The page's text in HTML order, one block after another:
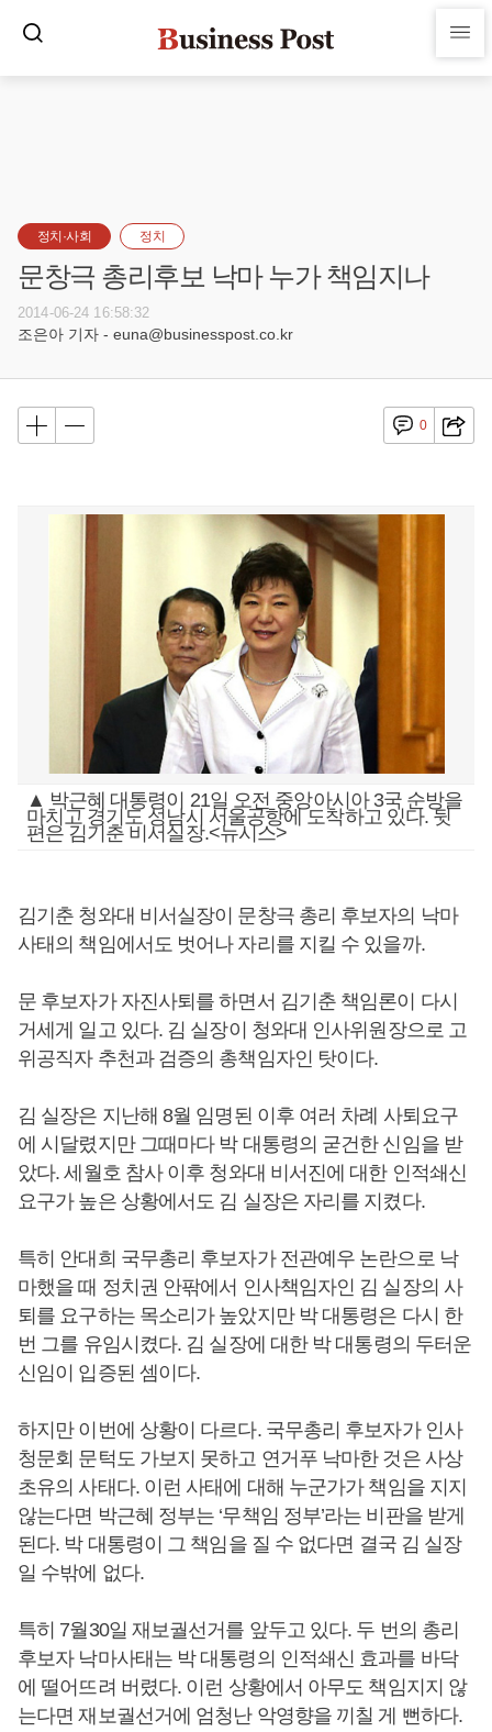
정치·사회 정치
문창극 총리후보 낙마 누가 책임지나
2014-06-24 16:58:32
조은아 기자 - euna@businesspost.co.kr
0
▲ 박근혜 대통령이 21일 오전 중앙아시아 3국 순방을
마치고 경기도 성남시 서울공항에 도착하고 있다. 뒷
편은 김기춘 비서실장.<뉴시스>
김기춘 청와대 비서실장이 문창극 총리 후보자의 낙마
사태의 책임에서도 벗어나 자리를 지킬 수 있을까.
문 후보자가 자진사퇴를 하면서 김기춘 책임론이 다시
거세게 일고 있다. 김 실장이 청와대 인사위원장으로 고
위공직자 추천과 검증의 총책임자인 탓이다.
김 실장은 지난해 8월 임명된 이후 여러 차례 사퇴요구
에 시달렸지만 그때마다 박 대통령의 굳건한 신임을 받
았다. 세월호 참사 이후 청와대 비서진에 대한 인적쇄신
요구가 높은 상황에서도 김 실장은 자리를 지켰다.
특히 안대희 국무총리 후보자가 전관예우 논란으로 낙
마했을 때 정치권 안팎에서 인사책임자인 김 실장의 사
퇴를 요구하는 목소리가 높았지만 박 대통령은 다시 한
번 그를 유임시켰다. 김 실장에 대한 박 대통령의 두터운
신임이 입증된 셈이다.
하지만 이번에 상황이 다르다. 국무총리 후보자가 인사
청문회 문턱도 가보지 못하고 연거푸 낙마한 것은 사상
초유의 사태다. 이런 사태에 대해 누군가가 책임을 지지
않는다면 박근혜 정부는 ‘무책임 정부’라는 비판을 받게
된다. 박 대통령이 그 책임을 질 수 없다면 결국 김 실장
일 수밖에 없다.
특히 7월30일 재보궐선거를 앞두고 있다. 두 번의 총리
후보자 낙마사태는 박 대통령의 인적쇄신 효과를 바닥
에 떨어뜨려 버렸다. 이런 상황에서 아무도 책임지지 않
는다면 재보궐선거에 엄청난 악영향을 끼칠 게 뻔하다.